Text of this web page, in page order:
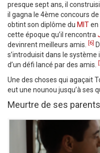
presque sept ans, il
il gagna le 4ème concours
obtint son diplôme du MITen
cette époque qu’il rencontra
devinrent meilleurs amis.
[6]
s’introduisit dans le
d’un défi lancé par des amis.
Une des choses qui agaçait
eut une nounou jusqu’à ses
Meurtre de ses parents